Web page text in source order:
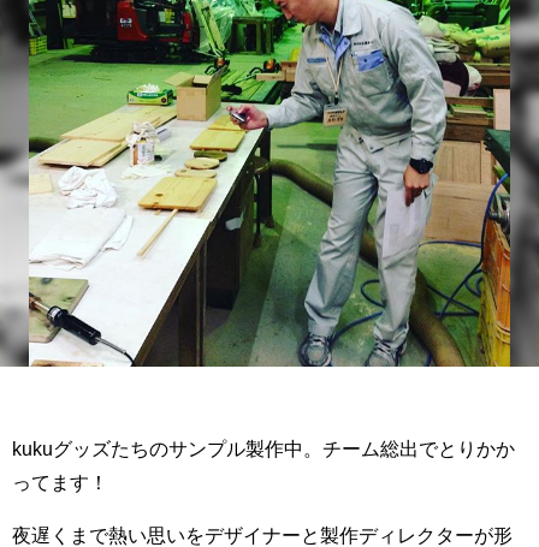
kukuグッズたちのサンプル製作中。チーム総出でとりかか
ってます！
夜遅くまで熱い思いをデザイナーと製作ディレクターが形